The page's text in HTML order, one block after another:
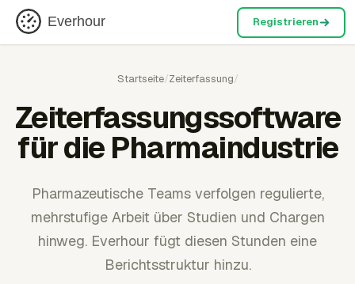
Everhour Registrieren
Startseite/Zeiterfassung/
Zeiterfassungssoftware
für die Pharmaindustrie
Pharmazeutische Teams verfolgen regulierte,
mehrstufige Arbeit über Studien und Chargen
hinweg. Everhour fügt diesen Stunden eine
Berichtsstruktur hinzu.